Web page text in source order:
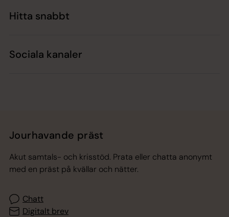
Hitta snabbt
Sociala kanaler
Jourhavande präst
Akut samtals- och krisstöd. Prata eller chatta anonymt
med en präst på kvällar och nätter.
Chatt
Digitalt brev